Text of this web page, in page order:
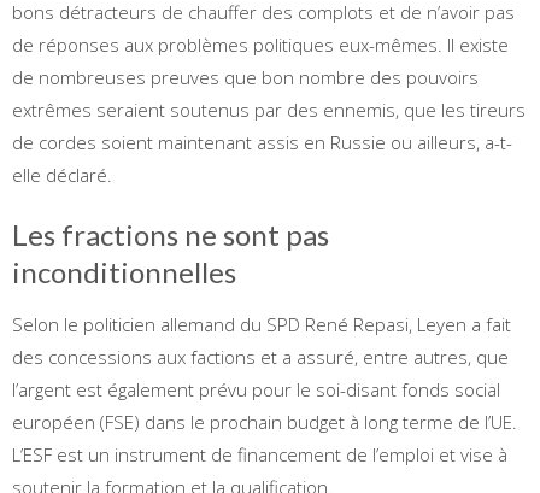
bons détracteurs de chauffer des complots et de n’avoir pas
de réponses aux problèmes politiques eux-mêmes. Il existe
de nombreuses preuves que bon nombre des pouvoirs
extrêmes seraient soutenus par des ennemis, que les tireurs
de cordes soient maintenant assis en Russie ou ailleurs, a-t-
elle déclaré.
Les fractions ne sont pas
inconditionnelles
Selon le politicien allemand du SPD René Repasi, Leyen a fait
des concessions aux factions et a assuré, entre autres, que
l’argent est également prévu pour le soi-disant fonds social
européen (FSE) dans le prochain budget à long terme de l’UE.
L’ESF est un instrument de financement de l’emploi et vise à
soutenir la formation et la qualification.